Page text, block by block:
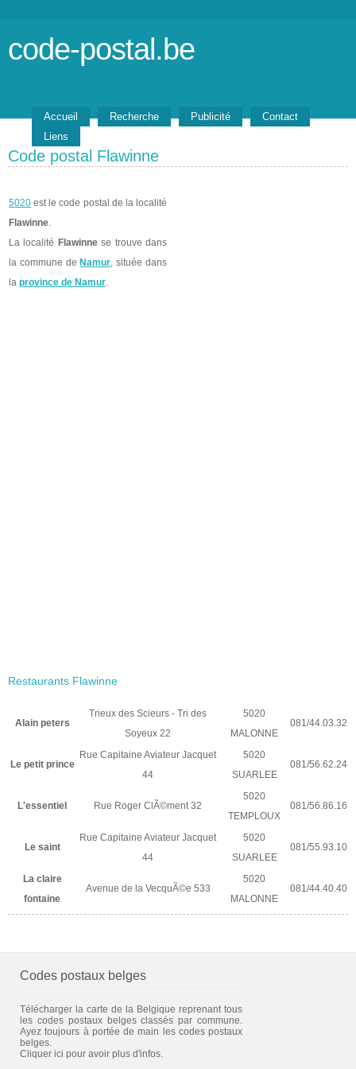
code-postal.be
Accueil Recherche Publicité
Contact
Liens
Code postal Flawinne
5020 est le code postal de la localité
Flawinne.
La localité Flawinnese trouve dans
la commune de Namur, située dans
la province de Namur.
Restaurants Flawinne
Alain peters
Trieux des Scieurs - Tri des
Soyeux 22
5020
MALONNE
081/44.03.32
Le petit prince
Rue Capitaine Aviateur Jacquet
44
5020
SUARLEE
081/56.62.24
L'essentiel Rue Roger ClÃ©ment 32
5020
TEMPLOUX
081/56.86.16
Le saint
Rue Capitaine Aviateur Jacquet
44
5020
SUARLEE
081/55.93.10
La claire
fontaine
Avenue de la VecquÃ©e 533
5020
MALONNE
081/44.40.40
Codes postaux belges
Télécharger la carte de la Belgique reprenant tous
les codes postaux belges classés par commune.
Ayez toujours à portée de main les codes postaux
belges.
Cliquer ici pour avoir plus d'infos.